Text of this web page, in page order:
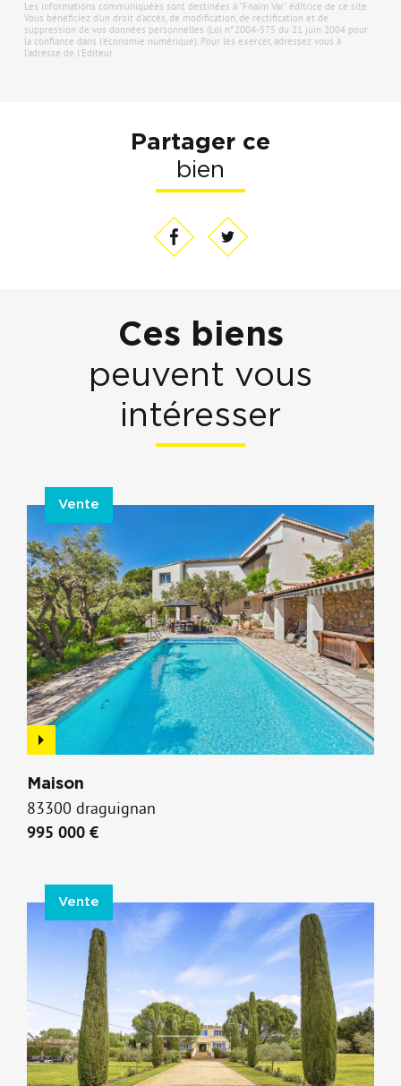
Les informations communiquées sont destinées à "Fnaim Var" éditrice de ce site.
Vous bénéficiez d'un droit d'accès, de modification, de rectification et de
suppression de vos données personnelles (Loi n°2004-575 du 21 juin 2004 pour
la confiance dans l'économie numérique). Pour les exercer, adressez vous à
l’adresse de l’Editeur.
Partager ce
bien
Ces biens
peuvent vous
intéresser
Vente
Maison
83300 draguignan
995 000 €
Vente